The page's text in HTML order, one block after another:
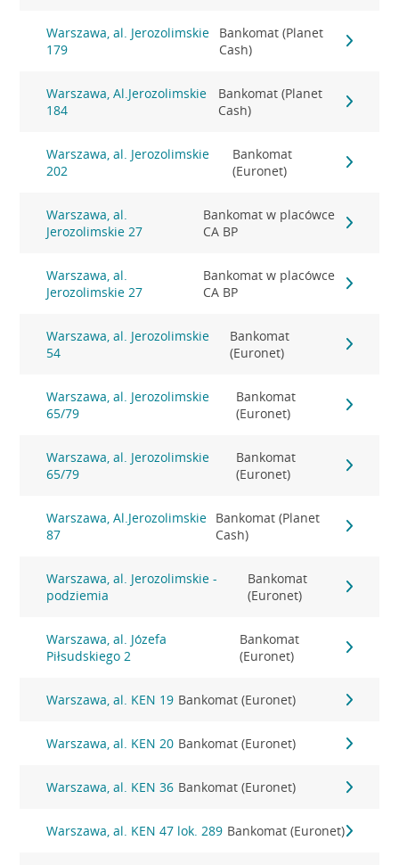
Warszawa, al. Jerozolimskie
179
Bankomat (Planet
Cash)
Warszawa, Al.Jerozolimskie
184
Bankomat (Planet
Cash)
Warszawa, al. Jerozolimskie
202
Bankomat
(Euronet)
Warszawa, al.
Jerozolimskie 27
Bankomat w placówce
CA BP
Warszawa, al.
Jerozolimskie 27
Bankomat w placówce
CA BP
Warszawa, al. Jerozolimskie
54
Bankomat
(Euronet)
Warszawa, al. Jerozolimskie
65/79
Bankomat
(Euronet)
Warszawa, al. Jerozolimskie
65/79
Bankomat
(Euronet)
Warszawa, Al.Jerozolimskie
87
Bankomat (Planet
Cash)
Warszawa, al. Jerozolimskie -
podziemia
Bankomat
(Euronet)
Warszawa, al. Józefa
Piłsudskiego 2
Bankomat
(Euronet)
Warszawa, al. KEN 19 Bankomat (Euronet)
Warszawa, al. KEN 20 Bankomat (Euronet)
Warszawa, al. KEN 36 Bankomat (Euronet)
Warszawa, al. KEN 47 lok. 289 Bankomat (Euronet)